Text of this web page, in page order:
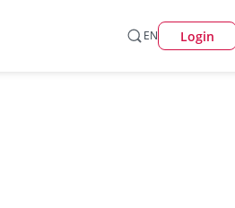
EN Login